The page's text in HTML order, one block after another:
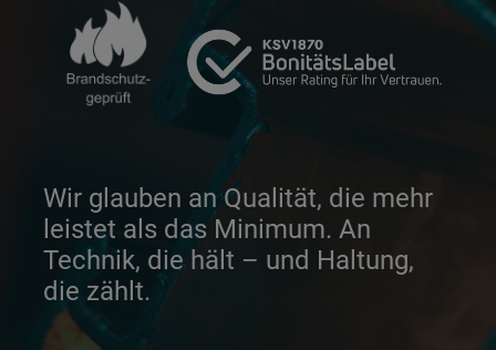
Wir glauben an Qualität, die mehr
leistet als das Minimum. An
Technik, die hält – und Haltung,
die zählt.